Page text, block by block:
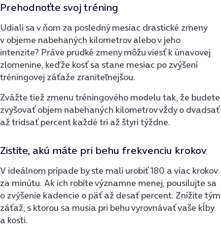
Prehodnoťte svoj tréning
Udiali sa v ňom za posledný mesiac drastické zmeny
v objeme nabehaných kilometrov alebo v jeho
intenzite? Práve prudké zmeny môžu viesť k únavovej
zlomenine, keďže kosť sa stane mesiac po zvýšení
tréningovej záťaže zraniteľnejšou.
Zvážte tiež zmenu tréningového modelu tak, že budete
zvyšovať objem nabehaných kilometrov vždy o dvadsať
až tridsať percent každé tri až štyri týždne.
Zistite, akú máte pri behu frekvenciu krokov
V ideálnom prípade by ste mali urobiť 180 a viac krokov
za minútu. Ak ich robíte významne menej, pousilujte sa
o zvýšenie kadencie o päť až desať percent. Znížite tým
záťaž, s ktorou sa musia pri behu vyrovnávať vaše kĺby
a kosti.